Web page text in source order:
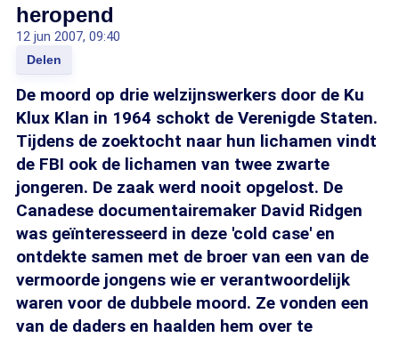
heropend
12 jun 2007, 09:40
Delen
De moord op drie welzijnswerkers door de Ku
Klux Klan in 1964 schokt de Verenigde Staten.
Tijdens de zoektocht naar hun lichamen vindt
de FBI ook de lichamen van twee zwarte
jongeren. De zaak werd nooit opgelost. De
Canadese documentairemaker David Ridgen
was geïnteresseerd in deze 'cold case' en
ontdekte samen met de broer van een van de
vermoorde jongens wie er verantwoordelijk
waren voor de dubbele moord. Ze vonden een
van de daders en haalden hem over te